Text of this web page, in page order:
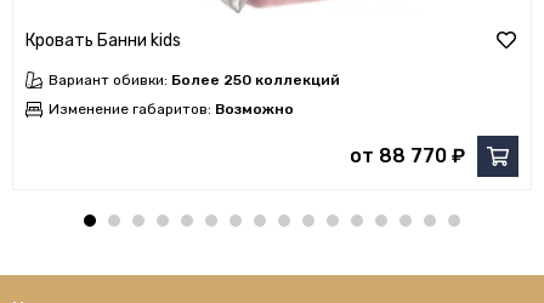
Кровать Банни kids
Вариант обивки: Более 250 коллекций
Изменение габаритов: Возможно
от 88 770 ₽